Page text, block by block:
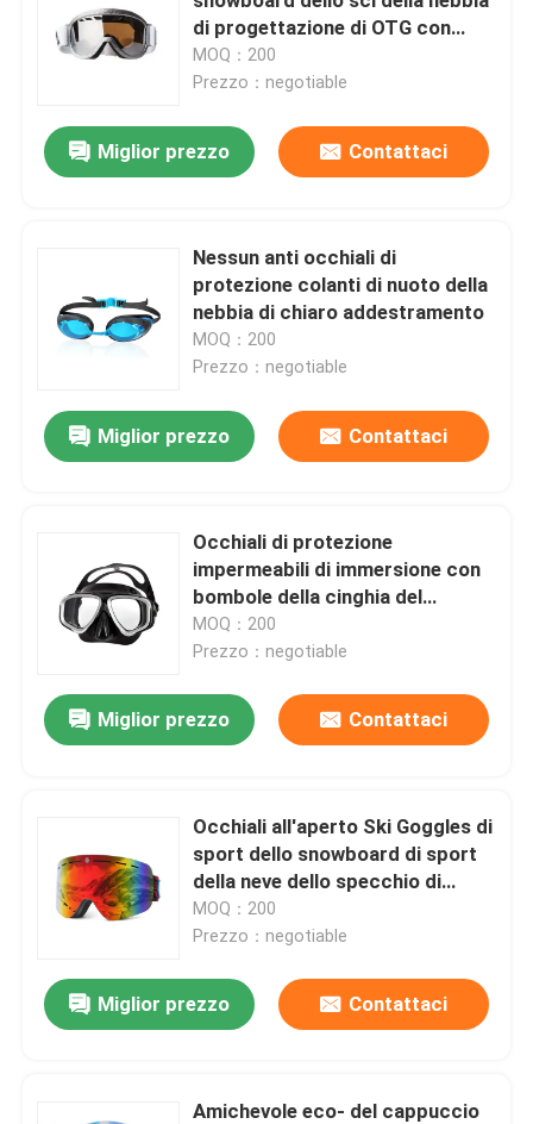
di progettazione di OTG con
doppio - lente di strato
MOQ：200
Prezzo：negotiable
Miglior prezzo Contattaci
Nessun anti occhiali di
protezione colanti di nuoto della
nebbia di chiaro addestramento
MOQ：200
Prezzo：negotiable
Miglior prezzo Contattaci
Occhiali di protezione
impermeabili di immersione con
bombole della cinghia del
silicone per i bambini
MOQ：200
Prezzo：negotiable
Miglior prezzo Contattaci
Occhiali all'aperto Ski Goggles di
sport dello snowboard di sport
della neve dello specchio di
strati di doppio di alta qualità di
inverno su ordinazione
MOQ：200
Prezzo：negotiable
Miglior prezzo Contattaci
Amichevole eco- del cappuccio